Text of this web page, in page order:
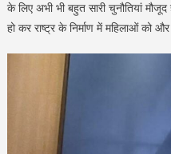
के लिए अभी भी बहुत सारी चुनौतियां
हो कर राष्ट्र के निर्माण में महिलाओं